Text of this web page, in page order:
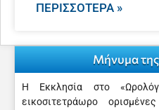
ΠΕΡΙΣΣΌΤΕΡΑ »
Μήνυμα
Η Εκκλησία στο
εικοσιτετράωρο